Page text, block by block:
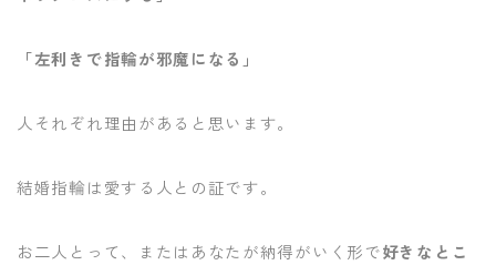
「左利きで指輪が邪魔になる」
人それぞれ理由があると思います。
結婚指輪は愛する人との証です。
お二人とって、またはあなたが納得がいく形で好きなとこ